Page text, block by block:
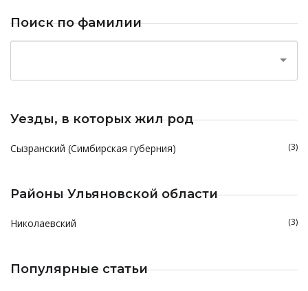
Поиск по фамилии
Уезды, в которых жил род
Сызранский (Симбирская губерния) (3)
Районы Ульяновской области
Николаевский (3)
Популярные статьи